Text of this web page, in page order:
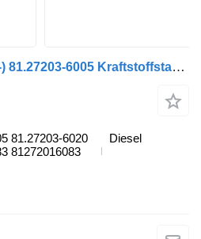
MAN TGS 18.400 (01.07-) 81.27203-6005 Kraftstoffstandsensor für MAN TGL, TGM, TGS, TGX (2005-2021) Sattelzugmaschine
81.27203-6020
81272016083
Diesel